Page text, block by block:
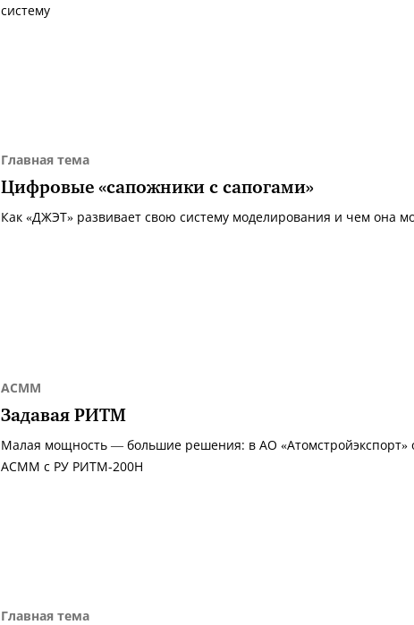
систему
Главная тема
Цифровые «сапожники с сапогами»
Как «ДЖЭТ» развивает свою систему моделирования и чем она
АСММ
Задавая РИТМ
Малая мощность — большие решения: в АО «Атомстройэкспорт»
АСММ c РУ РИТМ-200Н
Главная тема